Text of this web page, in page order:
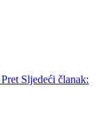
Pret Sljedeći članak: